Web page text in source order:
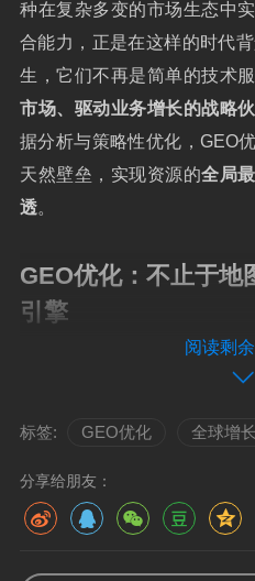
种在复杂多变的市场生态中
合能力，正是在这样的时代
生，它们不再是简单的技术
市场、驱动业务增长的战略
据分析与策略性优化，GEO
天然壁垒，实现资源的全局
透。
GEO优化：不止于地
引擎
提及“GEO”，许多人或
此，它们是集数据科学、地理
在于，利用前沿的地理空间
行采集、清洗、分析与可视
阅读剩
标签: GEO优化 全球增长
分享给朋友：